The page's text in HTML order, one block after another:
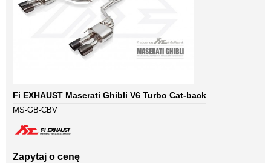
Fi EXHAUST Maserati Ghibli V6 Turbo Cat-back
MS-GB-CBV
Zapytaj o cenę